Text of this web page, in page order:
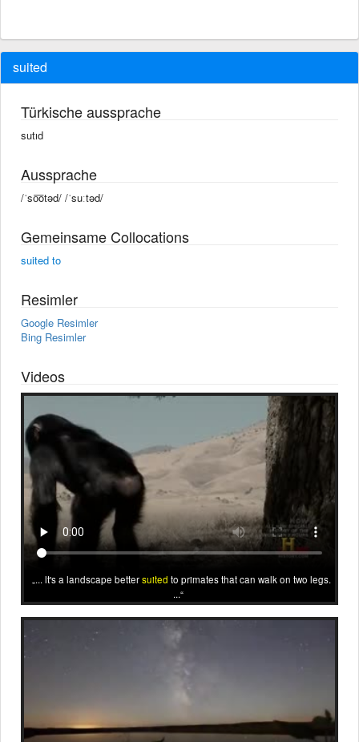
suited
Türkische aussprache
sutıd
Aussprache
/ˈso͞otəd/ /ˈsuːtəd/
Gemeinsame Collocations
suited to
Resimler
Google Resimler
Bing Resimler
Videos
... lt's a landscape bettersuited to primates that can walk on two legs.
...